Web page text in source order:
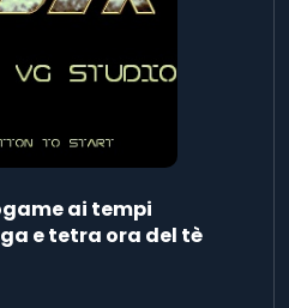
ai tempi
e tetra ora del tè